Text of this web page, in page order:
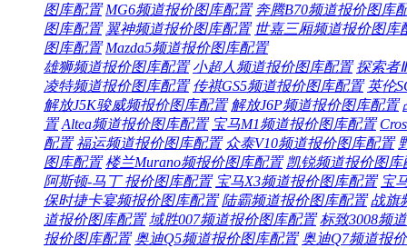
图库配置 MG6频道报价图库配置 奔腾B70频道报价图库
图库配置 翼神频道报价图库配置 世嘉三厢频道报价图库
图库配置 Mazda5频道报价图库配置
雄狮频道报价图库配置 小超人频道报价图库配置 探索者
凌特频道报价图库配置 传祺GS5频道报价图库配置 英伦
解放J5K骏威频报价图库配置 解放J6P频道报价图库配置
置 Altea频道报价图库配置 宝马M1频道报价图库配置
配置 福运频道报价图库配置 众泰V10频道报价图库配置
图库配置 楼兰Murano频报价图库配置 凯锐频道报价图库
阿斯顿-马丁报价图库配置 宝马X3频道报价图库配置 宝
保时捷卡宴频报价图库配置 陆霸频道报价图库配置 战旗
道报价图库配置 域胜007频道报价图库配置 标致3008频道
报价图库配置 奥迪Q5频道报价图库配置 奥迪Q7频道报价